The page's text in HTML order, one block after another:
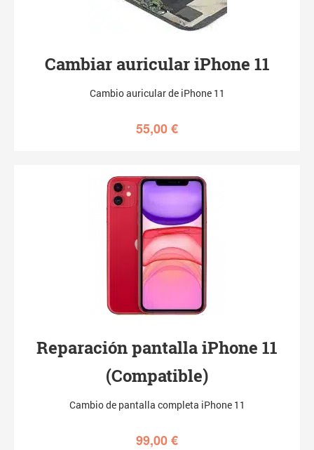
Cambiar auricular iPhone 11
Cambio auricular de iPhone 11
55,00€
Reparación pantalla iPhone 11
(Compatible)
Cambio de pantalla completa iPhone 11
99,00€